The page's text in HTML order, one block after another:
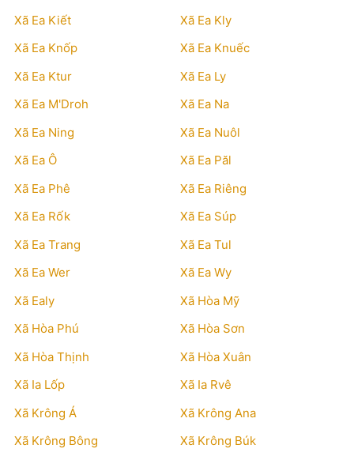
Xã Ea Kiết
Xã Ea Kly
Xã Ea Knốp
Xã Ea Knuếc
Xã Ea Ktur
Xã Ea Ly
Xã Ea M'Droh
Xã Ea Na
Xã Ea Ning
Xã Ea Nuôl
Xã Ea Ô
Xã Ea Păl
Xã Ea Phê
Xã Ea Riêng
Xã Ea Rốk
Xã Ea Súp
Xã Ea Trang
Xã Ea Tul
Xã Ea Wer
Xã Ea Wy
Xã Ealy
Xã Hòa Mỹ
Xã Hòa Phú
Xã Hòa Sơn
Xã Hòa Thịnh
Xã Hòa Xuân
Xã Ia Lốp
Xã Ia Rvê
Xã Krông Á
Xã Krông Ana
Xã Krông Bông
Xã Krông Búk